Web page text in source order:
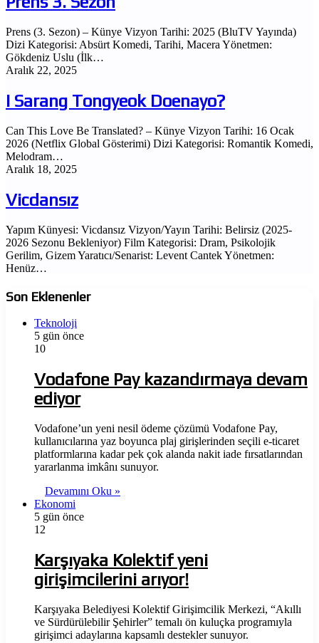
Prens (3. Sezon) – Künye Vizyon Tarihi: 2025 (BluTV Yayında)
Dizi Kategorisi: Absürt Komedi, Tarihi, Macera Yönetmen:
Gökdeniz Uslu (İlk…
Aralık 22, 2025
I Sarang Tongyeok Doenayo?
Can This Love Be Translated? – Künye Vizyon Tarihi: 16 Ocak
2026 (Netflix Global Gösterimi) Dizi Kategorisi: Romantik Komedi,
Melodram…
Aralık 18, 2025
Vicdansız
Yapım Künyesi: Vicdansız Vizyon/Yayın Tarihi: Belirsiz (2025-
2026 Sezonu Bekleniyor) Film Kategorisi: Dram, Psikolojik
Gerilim, Gizem Yaratıcı/Senarist: Levent Cantek Yönetmen:
Henüz…
Son Eklenenler
Teknoloji
5 gün önce
10
Vodafone Pay kazandırmaya devam
ediyor
Vodafone’un yeni nesil ödeme çözümü Vodafone Pay,
kullanıcılarına yaz boyunca plaj girişlerinden seçili e-ticaret
platformlarına kadar pek çok alanda nakit iade fırsatlarından
yararlanma imkânı sunuyor.
Devamını Oku »
Ekonomi
5 gün önce
12
Karşıyaka Kolektif yeni
girişimcilerini arıyor!
Karşıyaka Belediyesi Kolektif Girişimcilik Merkezi, “Akıllı
ve Sürdürülebilir Şehirler” temalı ön kuluçka programıyla
girişimci adaylarına kapsamlı destekler sunuyor.